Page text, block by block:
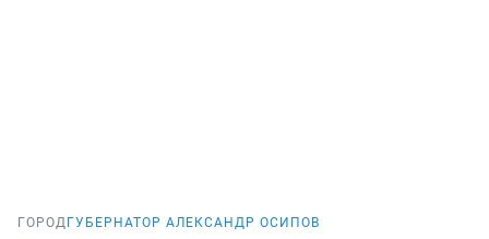
ГОРОД ГУБЕРНАТОР АЛЕКСАНДР ОСИПОВ